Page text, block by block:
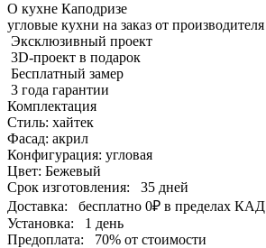
О кухне Каподризе
угловые кухни на заказ от производителя
Эксклюзивный проект
3D-проект в подарок
Бесплатный замер
3 года гарантии
Комплектация
Стиль: хайтек
Фасад: акрил
Конфигурация: угловая
Цвет: Бежевый
Срок изготовления:
35 дней
Доставка:
бесплатно 0₽ в пределах КАД
Установка:
1 день
Предоплата:
70% от стоимости